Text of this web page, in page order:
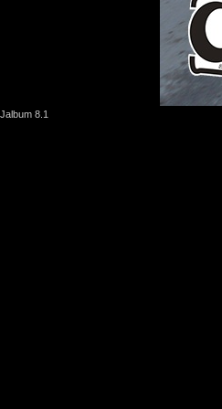
Jalbum 8.1